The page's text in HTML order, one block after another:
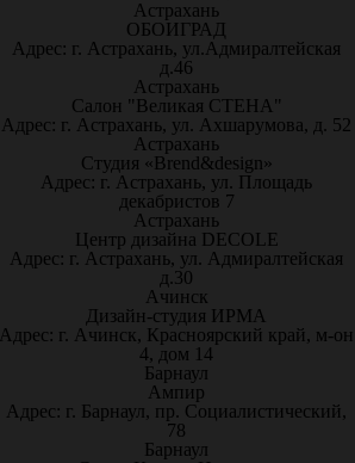
Астрахань
ОБОИГРАД
Адрес: г. Астрахань, ул.Адмиралтейская
д.46
Астрахань
Салон "Великая СТЕНА"
Адрес: г. Астрахань, ул. Ахшарумова, д. 52
Астрахань
Студия «Brend&design»
Адрес: г. Астрахань, ул. Площадь
декабристов 7
Астрахань
Центр дизайна DECOLE
Адрес: г. Астрахань, ул. Адмиралтейская
д.30
Ачинск
Дизайн-студия ИРМА
Адрес: г. Ачинск, Красноярский край, м-он
4, дом 14
Барнаул
Ампир
Адрес: г. Барнаул, пр. Социалистический,
78
Барнаул